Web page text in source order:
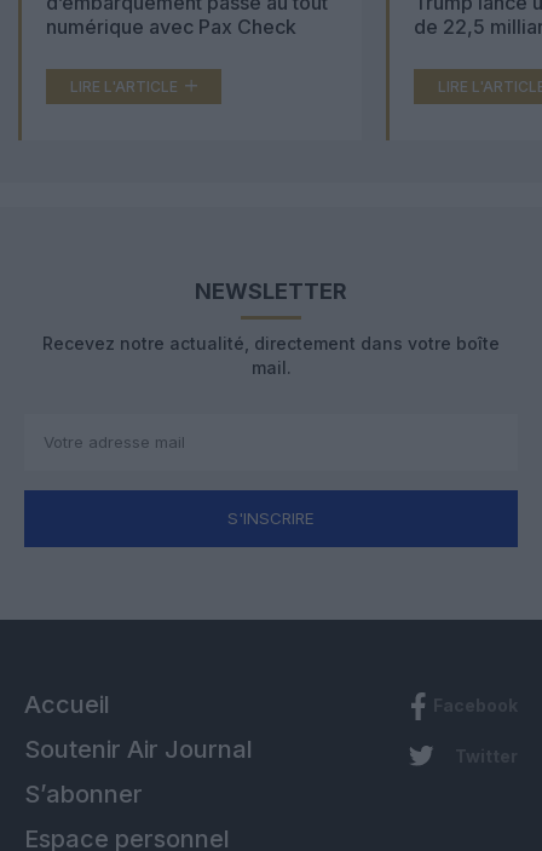
numérique avec Pax Check
LIRE L'ARTICLE
de 22,5
LIRE
NEWSLETTER
Recevez notre actualité, directement dans votre boîte
mail.
S'INSCRIRE
Accueil
Soutenir Air Journal
S’abonner
Espace personnel